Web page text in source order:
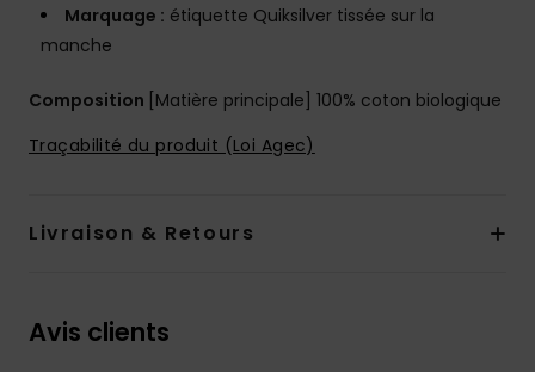
Marquage : étiquette Quiksilver tissée sur la
manche
Composition [Matière principale] 100% coton biologique
Traçabilité du produit (Loi Agec)
Livraison & Retours
Avis clients